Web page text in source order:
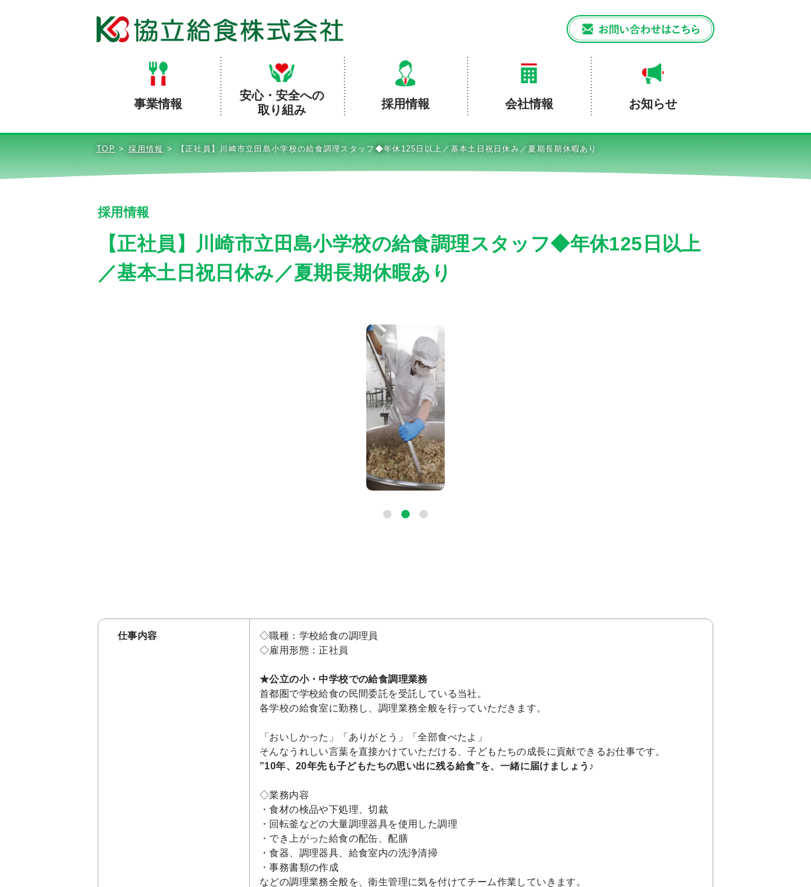
事業情報
安心・安全への
取り組み
採用情報 会社情報 お知らせ
TOP 採用情報 【正社員】川崎市立田島小学校の給食調理スタッフ◆年休125日以上／基本土日祝日休み／夏期長期休暇あり
採用情報
【正社員】川崎市立田島小学校の給食調理スタッフ◆年休125日以上
／基本土日祝日休み／夏期長期休暇あり
仕事内容
◇職種：学校給食の調理員
◇雇用形態：正社員
★公立の小・中学校での給食調理業務
首都圏で学校給食の民間委託を受託している当社。
各学校の給食室に勤務し、調理業務全般を行っていただきます。
「おいしかった」「ありがとう」「全部食べたよ」
そんなうれしい言葉を直接かけていただける、子どもたちの成長に貢献できるお仕事です。
”10年、20年先も子どもたちの思い出に残る給食”を、一緒に届けましょう♪
◇業務内容
・食材の検品や下処理、切裁
・回転釜などの大量調理器具を使用した調理
・でき上がった給食の配缶、配膳
・食器、調理器具、給食室内の洗浄清掃
・事務書類の作成
などの調理業務全般を、衛生管理に気を付けてチーム作業していきます。